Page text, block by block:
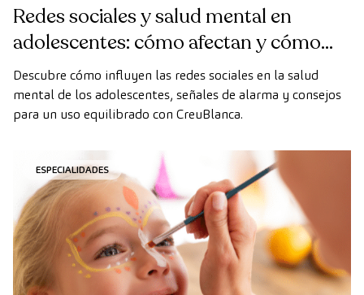
Redes sociales y salud mental en
adolescentes: cómo afectan y cómo
acompañar desde la familia
Descubre cómo influyen las redes sociales en la salud
mental de los adolescentes, señales de alarma y consejos
para un uso equilibrado con CreuBlanca.
ESPECIALIDADES